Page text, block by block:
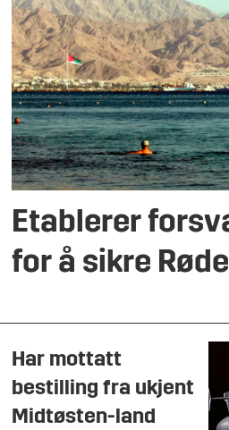
Etablerer
for å sikre
Har mottatt
bestilling fra ukjent
Midtøsten-land